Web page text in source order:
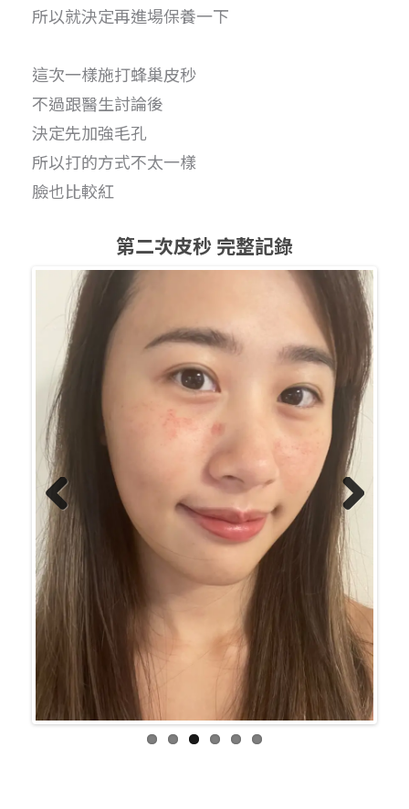
所以就決定再進場保養一下
這次一樣施打蜂巢皮秒
不過跟醫生討論後
決定先加強毛孔
所以打的方式不太一樣
臉也比較紅
第二次皮秒 完整記錄
Previo
us
Next